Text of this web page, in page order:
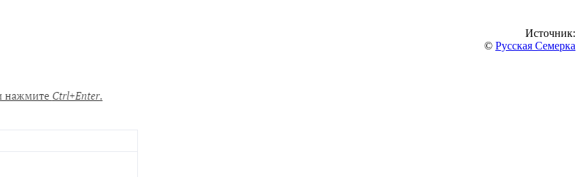
Источник:
© Русская Семерка